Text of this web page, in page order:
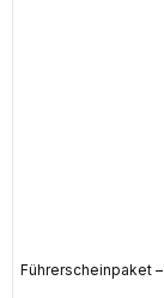
Führerscheinpaket